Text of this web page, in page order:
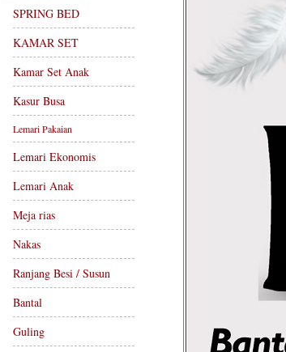
SPRING BED
KAMAR SET
Kamar Set Anak
Kasur Busa
Lemari Pakaian
Lemari Ekonomis
Lemari Anak
Meja rias
Nakas
Ranjang Besi / Susun
Bantal
Guling